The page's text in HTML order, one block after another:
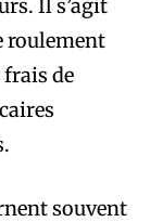
Il s’agit
roulement
de
souvent